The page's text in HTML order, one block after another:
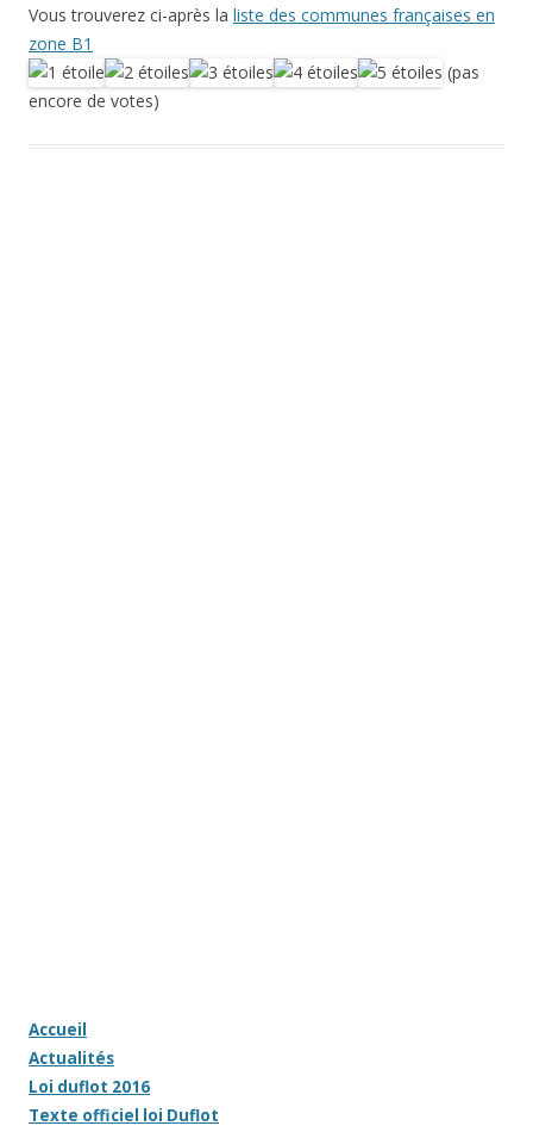
Vous trouverez ci-après la liste des communes françaises en
zone B1
(pas
encore de votes)
Accueil
Actualités
Loi duflot 2016
Texte officiel loi Duflot